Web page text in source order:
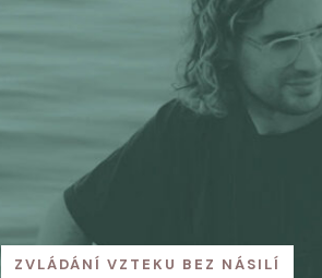
ZVLÁDÁNÍ VZTEKU BEZ NÁSILÍ